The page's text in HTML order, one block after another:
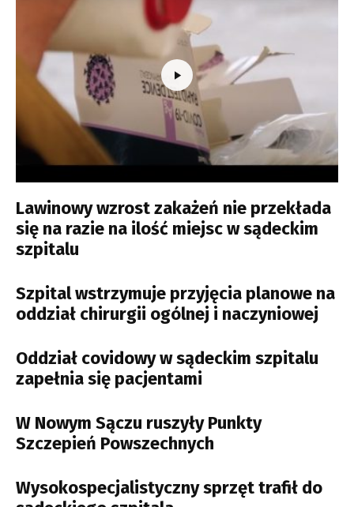
Lawinowy wzrost zakażeń nie przekłada
się na razie na ilość miejsc w sądeckim
szpitalu
Szpital wstrzymuje przyjęcia planowe na
oddział chirurgii ogólnej i naczyniowej
Oddział covidowy w sądeckim szpitalu
zapełnia się pacjentami
W Nowym Sączu ruszyły Punkty
Szczepień Powszechnych
Wysokospecjalistyczny sprzęt trafił do